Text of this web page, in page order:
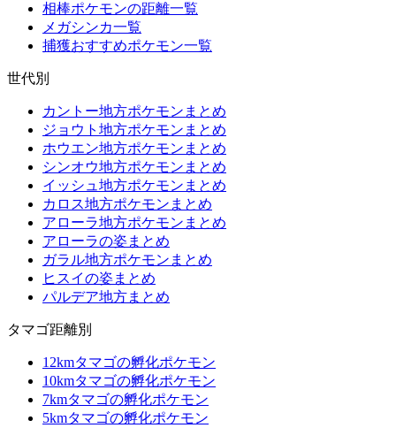
相棒ポケモンの距離一覧
メガシンカ一覧
捕獲おすすめポケモン一覧
世代別
カントー地方ポケモンまとめ
ジョウト地方ポケモンまとめ
ホウエン地方ポケモンまとめ
シンオウ地方ポケモンまとめ
イッシュ地方ポケモンまとめ
カロス地方ポケモンまとめ
アローラ地方ポケモンまとめ
アローラの姿まとめ
ガラル地方ポケモンまとめ
ヒスイの姿まとめ
パルデア地方まとめ
タマゴ距離別
12kmタマゴの孵化ポケモン
10kmタマゴの孵化ポケモン
7kmタマゴの孵化ポケモン
5kmタマゴの孵化ポケモン